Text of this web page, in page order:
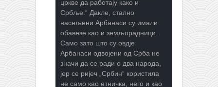
цркве да работају како и
Србље.“ Дакле, стално
насељени Арбанаси су имали
обавезе као и земљорадници.
Само зато што су овдје
Арбанаси одвојени од Срба не
значи да се ради о два народа,
јер се ријеч „Србин“ користила
не само као етничка, него и као